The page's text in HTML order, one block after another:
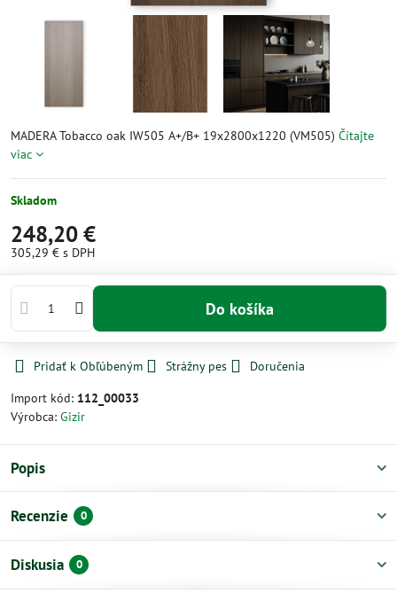
MADERA Tobacco oak IW505 A+/B+ 19x2800x1220 (VM505) Čítajte
viac
Skladom
248,20 €
305,29 € s DPH
Do košíka
Pridať k Obľúbeným Strážny pes
Doručenia
Import kód: 112_00033
Výrobca: Gizir
Popis
Recenzie 0
Diskusia 0